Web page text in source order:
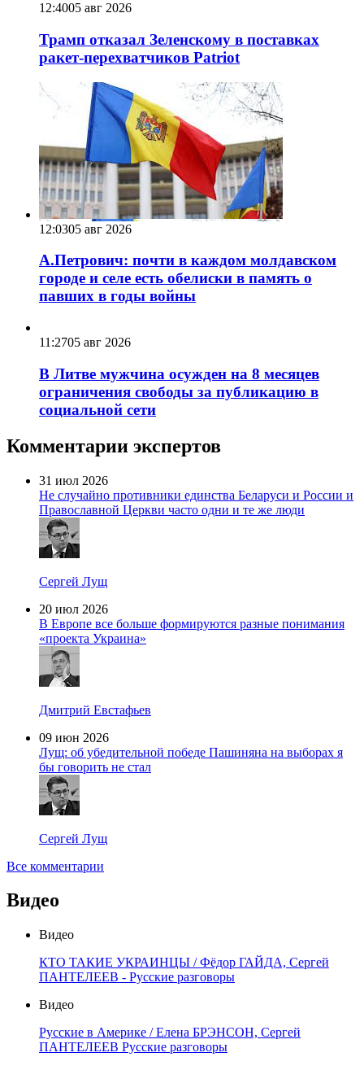
12:4005 авг 2026
Трамп отказал Зеленскому в поставках
ракет-перехватчиков Patriot
12:0305 авг 2026
А.Петрович: почти в каждом молдавском
городе и селе есть обелиски в память о
павших в годы войны
11:2705 авг 2026
В Литве мужчина осужден на 8 месяцев
ограничения свободы за публикацию в
социальной сети
Комментарии экспертов
31 июл 2026
Не случайно противники единства Беларуси и России и
Православной Церкви часто одни и те же люди
Сергей Лущ
20 июл 2026
В Европе все больше формируются разные понимания
«проекта Украина»
Дмитрий Евстафьев
09 июн 2026
Лущ: об убедительной победе Пашиняна на выборах я
бы говорить не стал
Сергей Лущ
Все комментарии
Видео
Видео
КТО ТАКИЕ УКРАИНЦЫ / Фёдор ГАЙДА, Сергей
ПАНТЕЛЕЕВ - Русские разговоры
Видео
Русские в Америке / Елена БРЭНСОН, Сергей
ПАНТЕЛЕЕВ Русские разговоры